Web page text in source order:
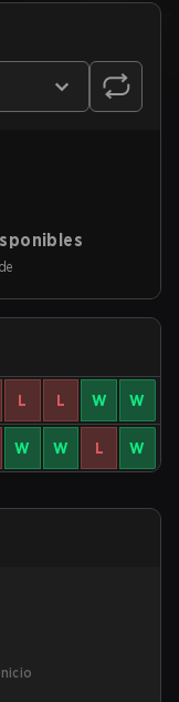
L L W W
W W L W